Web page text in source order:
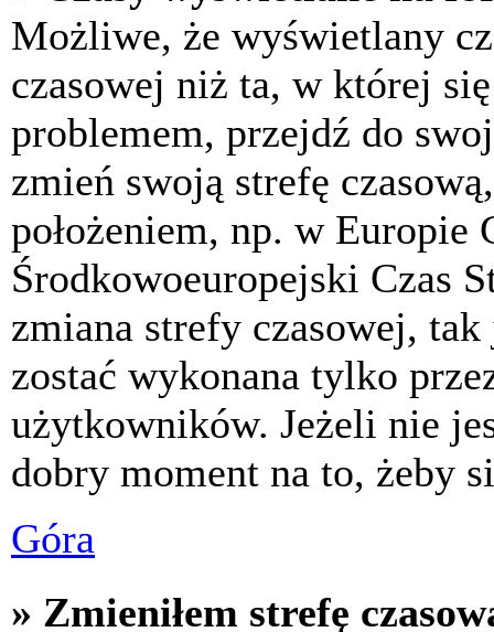
Możliwe, że wyświetlany
czasowej niż ta, w której
problemem, przejdź do
zmień swoją strefę
położeniem, np. w Europie
Środkowoeuropejski Czas
zmiana strefy czasowej,
zostać wykonana tylko
użytkowników. Jeżeli nie
dobry moment na to, żeby
Góra
» Zmieniłem strefę